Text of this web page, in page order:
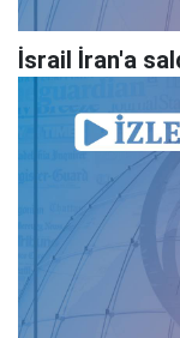
İsrail İran'a